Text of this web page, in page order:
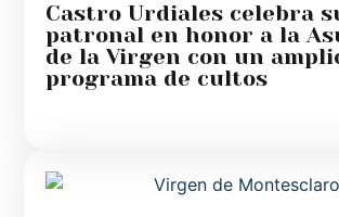
Castro Urdiales celebra
patronal en honor a la
de la Virgen con un
programa de cultos